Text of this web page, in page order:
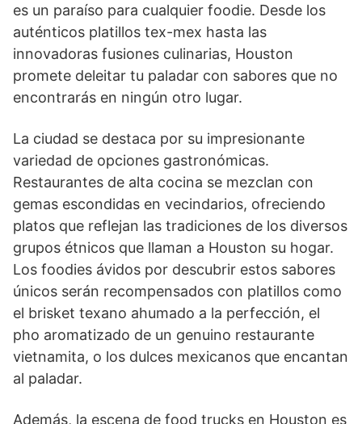
es un paraíso para cualquier foodie. Desde los
auténticos platillos tex-mex hasta las
innovadoras fusiones culinarias, Houston
promete deleitar tu paladar con sabores que no
encontrarás en ningún otro lugar.
La ciudad se destaca por su impresionante
variedad de opciones gastronómicas.
Restaurantes de alta cocina se mezclan con
gemas escondidas en vecindarios, ofreciendo
platos que reflejan las tradiciones de los diversos
grupos étnicos que llaman a Houston su hogar.
Los foodies ávidos por descubrir estos sabores
únicos serán recompensados con platillos como
el brisket texano ahumado a la perfección, el
pho aromatizado de un genuino restaurante
vietnamita, o los dulces mexicanos que encantan
al paladar.
Además, la escena de food trucks en Houston es